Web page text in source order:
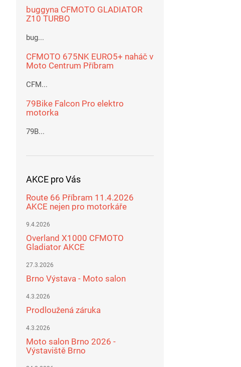
buggyna CFMOTO GLADIATOR
Z10 TURBO
bug...
CFMOTO 675NK EURO5+ naháč v
Moto Centrum Příbram
CFM...
79Bike Falcon Pro elektro
motorka
79B...
AKCE pro Vás
Route 66 Příbram 11.4.2026
AKCE nejen pro motorkáře
9.4.2026
Overland X1000 CFMOTO
Gladiator AKCE
27.3.2026
Brno Výstava - Moto salon
4.3.2026
Prodloužená záruka
4.3.2026
Moto salon Brno 2026 -
Výstaviště Brno